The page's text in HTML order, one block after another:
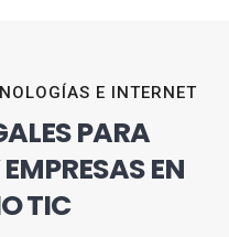
E INTERNET
PARA
EN
TIC